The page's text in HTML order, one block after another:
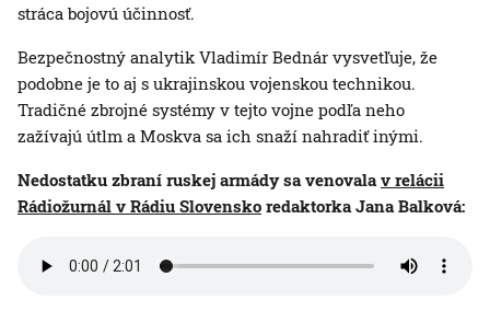
stráca bojovú účinnosť.
Bezpečnostný analytik Vladimír Bednár vysvetľuje, že
podobne je to aj s ukrajinskou vojenskou technikou.
Tradičné zbrojné systémy v tejto vojne podľa neho
zažívajú útlm a Moskva sa ich snaží nahradiť inými.
Nedostatku zbraní ruskej armády sa venovalav relácii
Rádiožurnál v Rádiu Slovensko redaktorka Jana Balková: